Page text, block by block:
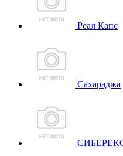
Реал Капс
Сахараджа